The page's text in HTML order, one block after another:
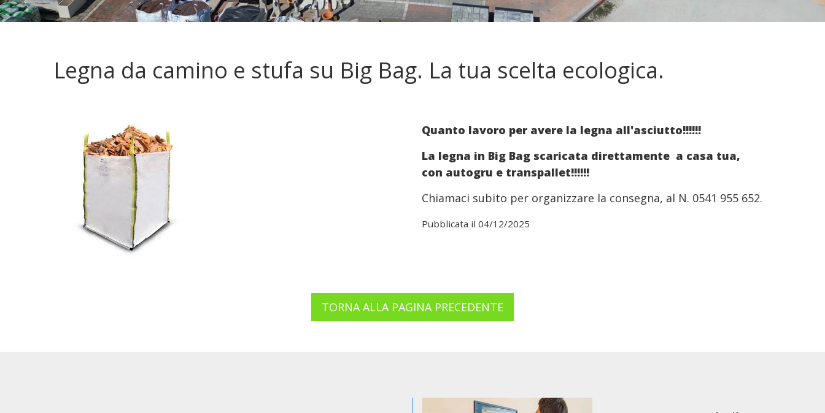
Legna da camino e stufa su Big Bag. La tua scelta ecologica.
Quanto lavoro per avere la legna all'asciutto!!!!!!
La legna in Big Bag scaricata direttamente a casa tua,
con autogru e transpallet!!!!!!
Chiamaci subito per organizzare la consegna, al N. 0541 955 652.
Pubblicata il 04/12/2025
TORNA ALLA PAGINA PRECEDENTE